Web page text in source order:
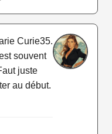
Curie35.
souvent
juste
au début.